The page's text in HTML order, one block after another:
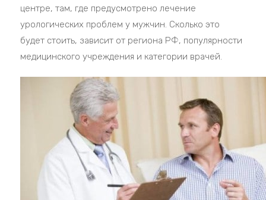
центре, там, где предусмотрено лечение
урологических проблем у мужчин. Сколько это
будет стоить, зависит от региона РФ, популярности
медицинского учреждения и категории врачей.